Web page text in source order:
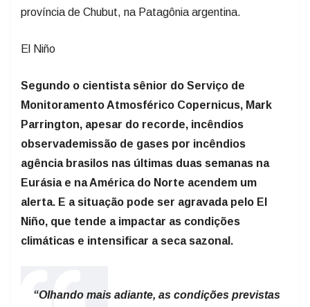
província de Chubut, na Patagônia argentina.
El Niño
Segundo o cientista sênior do Serviço de
Monitoramento Atmosférico Copernicus, Mark
Parrington, apesar do recorde, incêndios
observademissão de gases por incêndios
agência brasilos nas últimas duas semanas na
Eurásia e na América do Norte acendem um
alerta. E a situação pode ser agravada pelo El
Niño, que tende a impactar as condições
climáticas e intensificar a seca sazonal.
“Olhando mais adiante, as condições previstas